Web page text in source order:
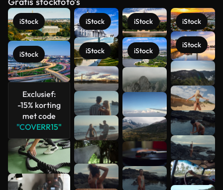
iStock
iStock
Exclusief:
-15% korting
met code
"COVERR15"
iStock
iStock
iStock
iStock
iStock
iStock
Meer
bekijken